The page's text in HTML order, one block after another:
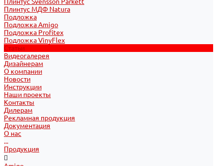
Плинтус МДФ Natura
Подложка
Подложка Amigo
Подложка Profitex
Подложка VinyFlex
Статьи
Видеогалерея
Дизайнерам
О компании
Новости
Инструкции
Наши проекты
Контакты
Дилерам
Рекламная продукция
Документация
О нас
...
Продукция